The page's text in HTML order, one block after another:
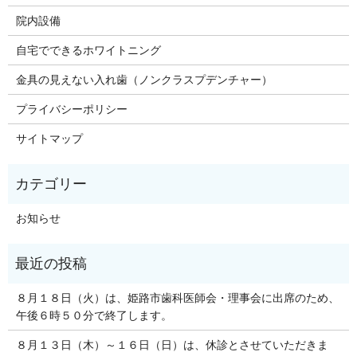
院内設備
自宅でできるホワイトニング
金具の見えない入れ歯（ノンクラスプデンチャー）
プライバシーポリシー
サイトマップ
お知らせ
８月１８日（火）は、姫路市歯科医師会・理事会に出席のため、
午後６時５０分で終了します。
８月１３日（木）～１６日（日）は、休診とさせていただきま